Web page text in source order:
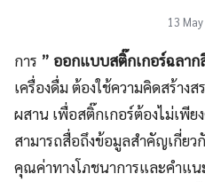
13
การ ” ออกแบบสติ๊กเกอร์ฉลาก
เครื่องดื่ม ต้องใช้ความคิดสร้าง
ผสาน เพื่อสติ๊กเกอร์ต้องไม่เพีย
สามารถสื่อถึงข้อมูลสำคัญเกี่ย
คุณค่าทางโภชนาการและคำแน